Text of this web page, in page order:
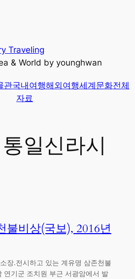
Traveling
& World by younghwan
관국내여행해외여행세계문화전체
자료
통일신라시
불비상(국보), 2016년
장.전시하고 있는 계유명 삼존천불
기군 조치원 부근 서광암에서 발